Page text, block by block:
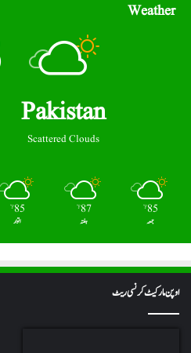
Weather
Pakistan
Scattered Clouds
85
℉
جمعہ
87
℉
ہفتہ
85
℉
اتوار
اوپن مارکیٹ کرنسی ریٹ